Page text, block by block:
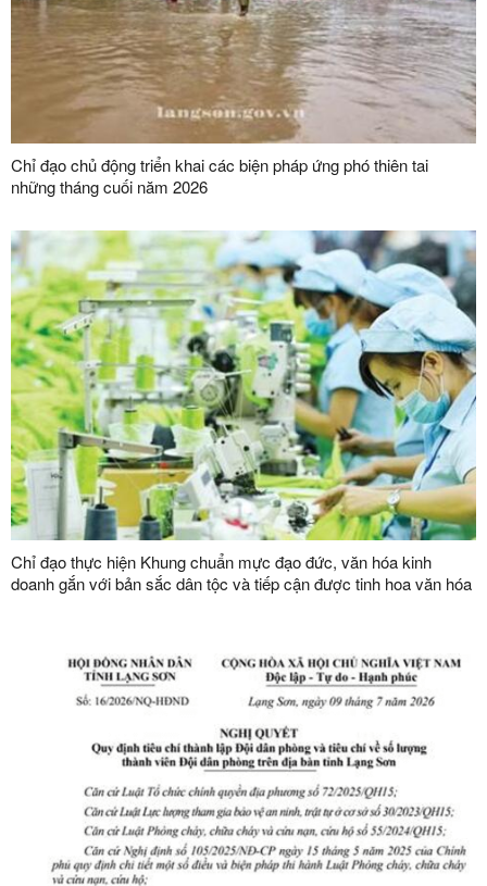
Chỉ đạo chủ động triển khai các biện pháp ứng phó thiên tai
những tháng cuối năm 2026
Chỉ đạo thực hiện Khung chuẩn mực đạo đức, văn hóa kinh
doanh gắn với bản sắc dân tộc và tiếp cận được tinh hoa văn hóa